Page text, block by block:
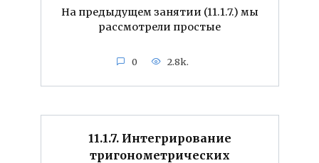
На предыдущем занятии (11.1.7.) мы
рассмотрели простые
0 2.8k.
11.1.7. Интегрирование
тригонометрических